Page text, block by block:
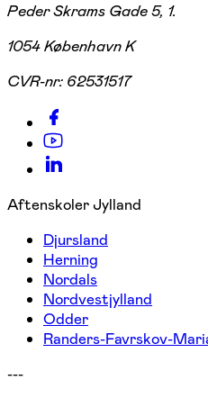
Peder Skrams Gade 5, 1.
1054 København K
CVR-nr: 62531517
Aftenskoler Jylland
Djursland
Herning
Nordals
Nordvestjylland
Odder
Randers-Favrskov-
---